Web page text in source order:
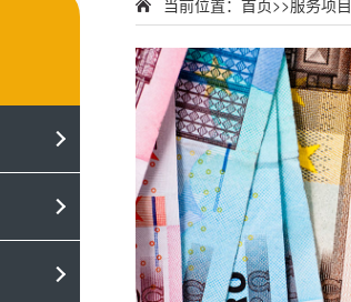
当前位置： 首页>>服务项目